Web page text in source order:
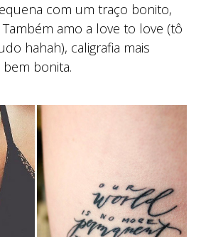
com um traço bonito,
amo a love to love (tô
hahah), caligrafia mais
bonita.